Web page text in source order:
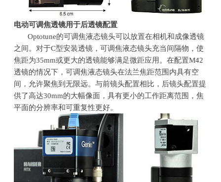
电动可调焦透镜用于后透镜配置
Optotune的可调焦液态镜头可以放置在相机和成像透镜
之间。对于C型安装透镜，可调焦液态镜头充当间隔物，使
焦距为35mm或更大的透镜能够满足微距应用。在配置M42
透镜的情况下，可调焦液态镜头在法兰焦距范围内具有空
间，允许聚焦到无限远。与前镜头配置相比，后镜头配置提
供了高达30mm的大幅像面，具有更小的工作距离范围，焦
平面的分辨率和可重复性更好。